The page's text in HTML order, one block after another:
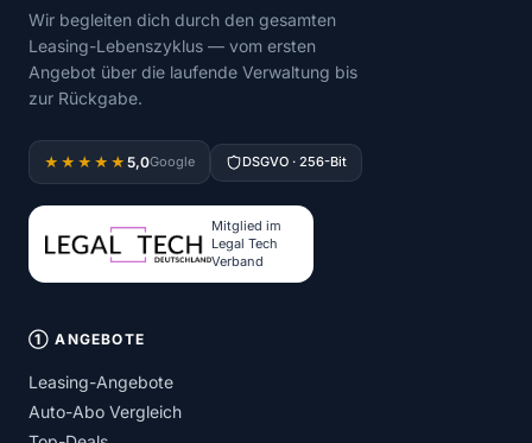
Wir begleiten dich durch den gesamten
Leasing-Lebenszyklus — vom ersten
Angebot über die laufende Verwaltung bis
zur Rückgabe.
★★★★★ 5,0Google DSGVO · 256-Bit
Mitglied im
Legal Tech
Verband
① ANGEBOTE
Leasing-Angebote
Auto-Abo Vergleich